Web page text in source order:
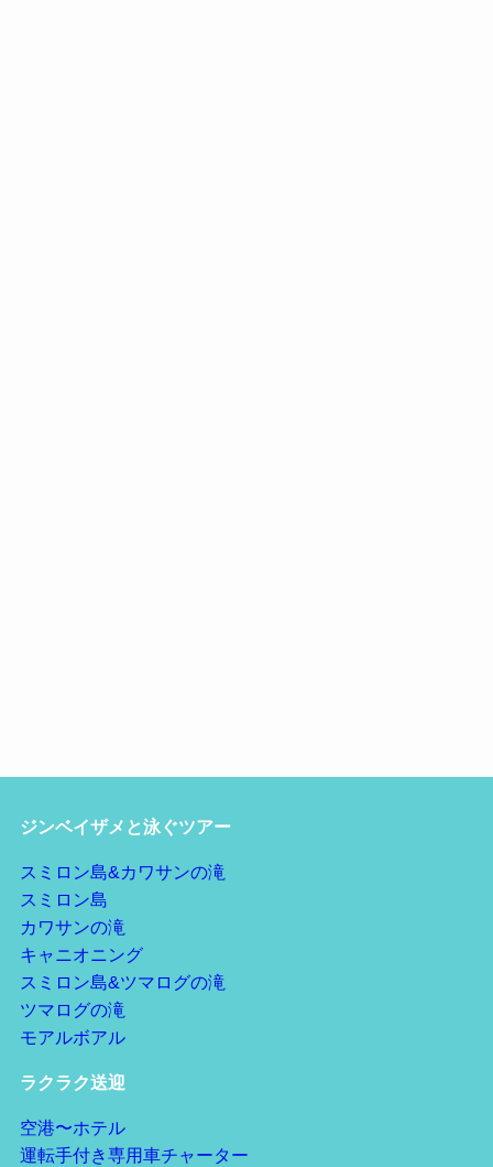
ジンベイザメと泳ぐツアー
スミロン島&カワサンの滝
スミロン島
カワサンの滝
キャニオニング
スミロン島&ツマログの滝
ツマログの滝
モアルボアル
ラクラク送迎
空港〜ホテル
運転手付き専用車チャーター